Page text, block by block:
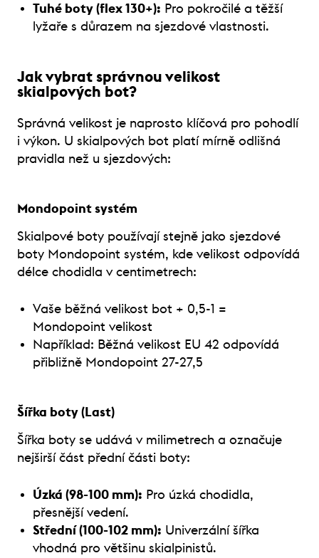
Tuhé boty (flex 130+): Pro pokročilé a těžší
lyžaře s důrazem na sjezdové vlastnosti.
Jak vybrat správnou velikost
skialpových bot?
Správná velikost je naprosto klíčová pro pohodlí
i výkon. U skialpových bot platí mírně odlišná
pravidla než u sjezdových:
Mondopoint systém
Skialpové boty používají stejně jako sjezdové
boty Mondopoint systém, kde velikost odpovídá
délce chodidla v centimetrech:
Vaše běžná velikost bot + 0,5-1 =
Mondopoint velikost
Například: Běžná velikost EU 42 odpovídá
přibližně Mondopoint 27-27,5
Šířka boty (Last)
Šířka boty se udává v milimetrech a označuje
nejširší část přední části boty:
Úzká (98-100 mm): Pro úzká chodidla,
přesnější vedení.
Střední (100-102 mm): Univerzální šířka
vhodná pro většinu skialpinistů.